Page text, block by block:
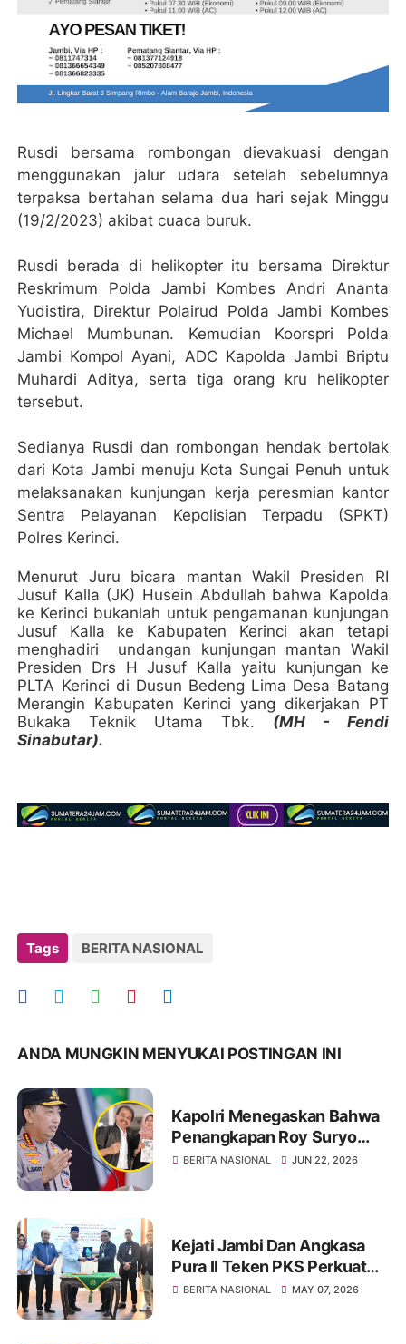
Rusdi bersama rombongan dievakuasi dengan
menggunakan jalur udara setelah sebelumnya
terpaksa bertahan selama dua hari sejak Minggu
(19/2/2023) akibat cuaca buruk.
Rusdi berada di helikopter itu bersama Direktur
Reskrimum Polda Jambi Kombes Andri Ananta
Yudistira, Direktur Polairud Polda Jambi Kombes
Michael Mumbunan. Kemudian Koorspri Polda
Jambi Kompol Ayani, ADC Kapolda Jambi Briptu
Muhardi Aditya, serta tiga orang kru helikopter
tersebut.
Sedianya Rusdi dan rombongan hendak bertolak
dari Kota Jambi menuju Kota Sungai Penuh untuk
melaksanakan kunjungan kerja peresmian kantor
Sentra Pelayanan Kepolisian Terpadu (SPKT)
Polres Kerinci.
Menurut Juru bicara mantan Wakil Presiden RI
Jusuf Kalla (JK) Husein Abdullah bahwa Kapolda
ke Kerinci bukanlah untuk pengamanan kunjungan
Jusuf Kalla ke Kabupaten Kerinci akan tetapi
menghadiri
undangan kunjungan mantan Wakil
Presiden Drs H Jusuf Kalla yaitu kunjungan ke
PLTA Kerinci di Dusun Bedeng Lima Desa Batang
Merangin Kabupaten Kerinci yang dikerjakan PT
Bukaka Teknik Utama Tbk. (MH - Fendi
Sinabutar).
Tags BERITA NASIONAL
ANDA MUNGKIN MENYUKAI POSTINGAN INI
Kapolri Menegaskan Bahwa
Penangkapan Roy Suryo
Dan dr Tifa Dilakukan Sesuai
BERITA NASIONAL JUN 22, 2026
Kejati Jambi Dan Angkasa
Pura II Teken PKS Perkuat
Kepatuhan Dan
BERITA NASIONAL MAY 07, 2026